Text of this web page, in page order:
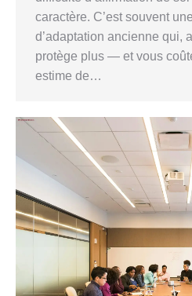
caractère. C’est souvent
d’adaptation ancienne qui,
protège plus — et vous
estime de…